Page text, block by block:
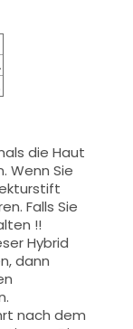
die Haut
Wenn Sie
Falls Sie
!!
Hybrid
dann
nach dem